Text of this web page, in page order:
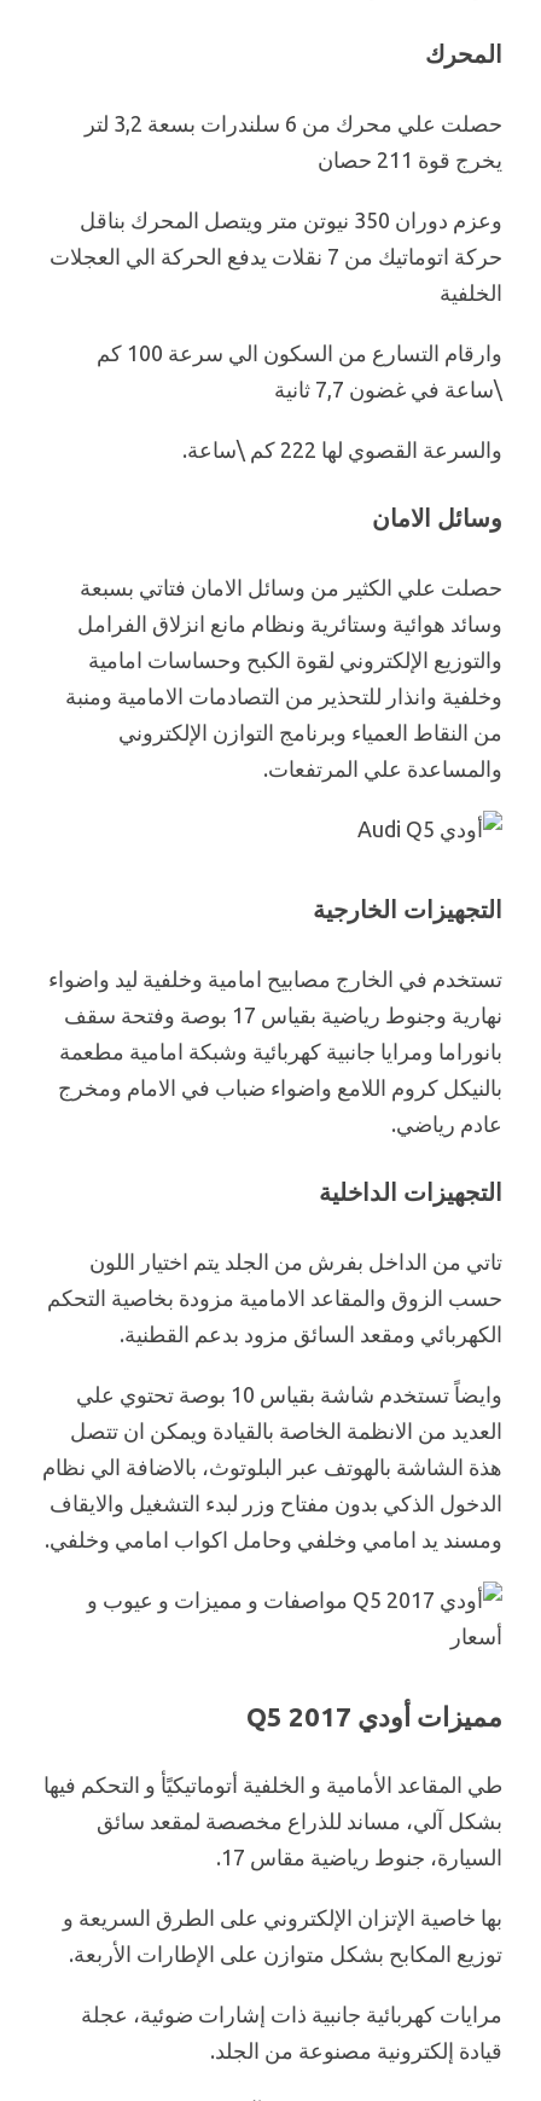
المحرك
حصلت علي محرك من 6 سلندرات بسعة 3,2 لتر
يخرج قوة 211 حصان
وعزم دوران 350 نيوتن متر ويتصل المحرك بناقل
حركة اتوماتيك من 7 نقلات يدفع الحركة الي العجلات
الخلفية
وارقام التسارع من السكون الي سرعة 100 كم
\ساعة في غضون 7,7 ثانية
والسرعة القصوي لها 222 كم \ساعة.
وسائل الامان
حصلت علي الكثير من وسائل الامان فتاتي بسبعة
وسائد هوائية وستائرية ونظام مانع انزلاق الفرامل
والتوزيع الإلكتروني لقوة الكبح وحساسات امامية
وخلفية وانذار للتحذير من التصادمات الامامية ومنبة
من النقاط العمياء وبرنامج التوازن الإلكتروني
والمساعدة علي المرتفعات.
التجهيزات الخارجية
تستخدم في الخارج مصابيح امامية وخلفية ليد واضواء
نهارية وجنوط رياضية بقياس 17 بوصة وفتحة سقف
بانوراما ومرايا جانبية كهربائية وشبكة امامية مطعمة
بالنيكل كروم اللامع واضواء ضباب في الامام ومخرج
عادم رياضي.
التجهيزات الداخلية
تاتي من الداخل بفرش من الجلد يتم اختيار اللون
حسب الزوق والمقاعد الامامية مزودة بخاصية التحكم
الكهربائي ومقعد السائق مزود بدعم القطنية.
وايضاً تستخدم شاشة بقياس 10 بوصة تحتوي علي
العديد من الانظمة الخاصة بالقيادة ويمكن ان تتصل
هذة الشاشة بالهوتف عبر البلوتوث، بالاضافة الي نظام
الدخول الذكي بدون مفتاح وزر لبدء التشغيل والايقاف
ومسند يد امامي وخلفي وحامل اكواب امامي وخلفي.
مميزات أودي 2017 Q5
طي المقاعد الأمامية و الخلفية أتوماتيكيًأ و التحكم فيها
بشكل آلي، مساند للذراع مخصصة لمقعد سائق
السيارة، جنوط رياضية مقاس 17.
بها خاصية الإتزان الإلكتروني على الطرق السريعة و
توزيع المكابح بشكل متوازن على الإطارات الأربعة.
مرايات كهربائية جانبية ذات إشارات ضوئية، عجلة
قيادة إلكترونية مصنوعة من الجلد.